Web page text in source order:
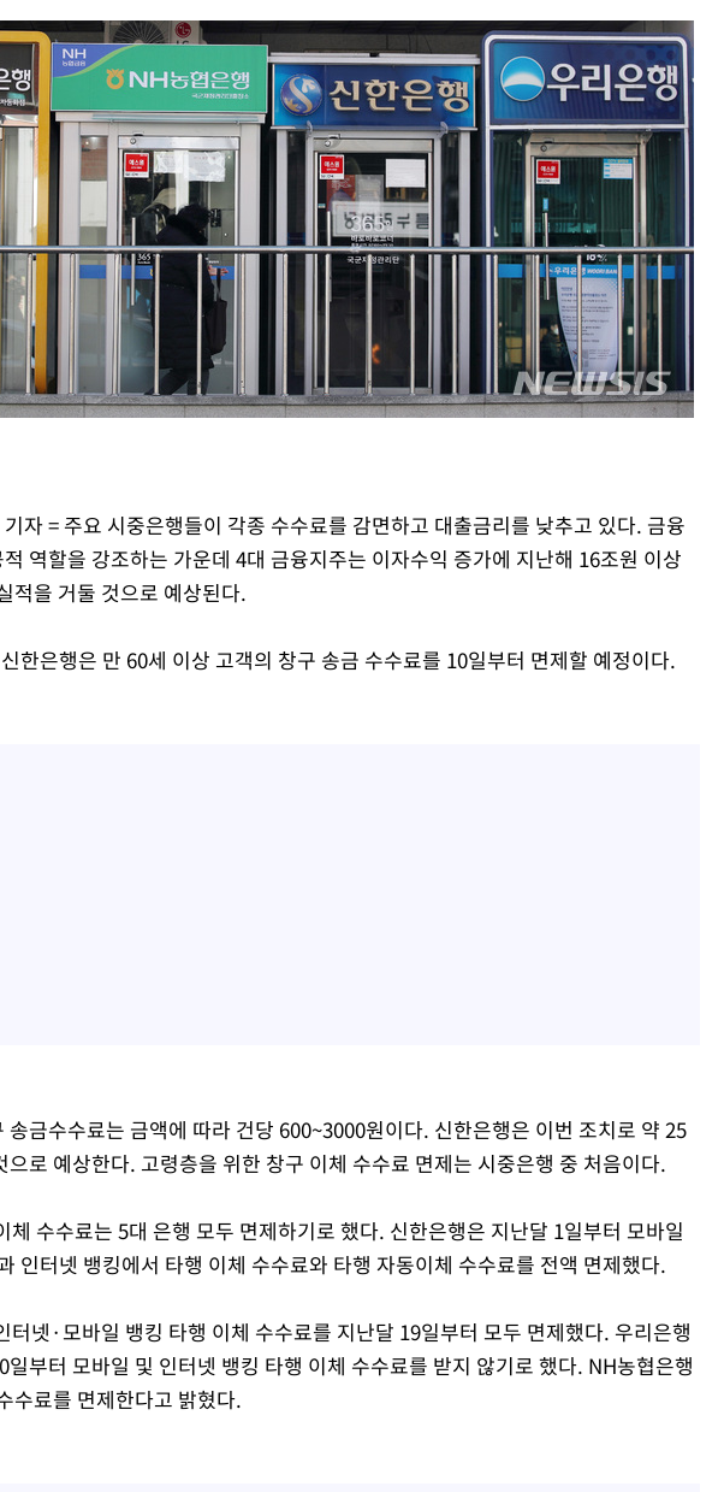
문까지…'쑥대밭' 된 축구협회
원장에 김태유 서울대 공대 교수…이
발언' 진종오·서범수 징계 절차 개시
수입 27.5%↑…무역총액
근, 항소심도 징역 3년
주기 감사' 유병호 구속기소
돌파, 4053명 발생 1850명 사망
차가원 대표 구속 송치
인은 멕시코산 할라피뇨"-- CDC
택사업장 끼임 사망 관련 압수수색
력' 중앙·서울·경기도 선관위 등 9곳
1423.8원
니버스 폭발.. 14명 부상, 3명은 중태
도 '폭염중대경보'
들"과 대치로 남부 케슘섬에서 두차
자 = 주요 시중은행들이 각종 수수료를 감면하고 대출금리를 낮추고 있다. 금융
역할을 강조하는 가운데 4대 금융지주는 이자수익 증가에 지난해 16조원 이상
적을 거둘 것으로 예상된다.
한은행은 만 60세 이상 고객의 창구 송금 수수료를 10일부터 면제할 예정이다.
송금수수료는 금액에 따라 건당 600~3000원이다. 신한은행은 이번 조치로 약 25
으로 예상한다. 고령층을 위한 창구 이체 수수료 면제는 시중은행 중 처음이다.
체 수수료는 5대 은행 모두 면제하기로 했다. 신한은행은 지난달 1일부터 모바일
인터넷 뱅킹에서 타행 이체 수수료와 타행 자동이체 수수료를 전액 면제했다.
터넷·모바일 뱅킹 타행 이체 수수료를 지난달 19일부터 모두 면제했다. 우리은행
부터 모바일 및 인터넷 뱅킹 타행 이체 수수료를 받지 않기로 했다. NH농협은행
수료를 면제한다고 밝혔다.